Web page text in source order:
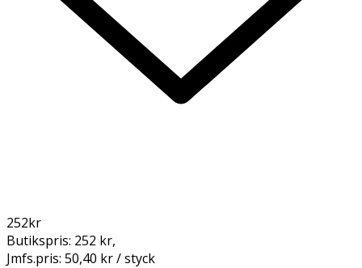
252kr
Butikspris: 252 kr,
Jmfs.pris: 50,40 kr / styck